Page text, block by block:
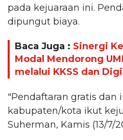
pada kejuaraan ini.
dipungut biaya.
Baca Juga : Sinergi
Modal Mendorong
melalui KKSS dan
"Pendaftaran gratis dan
kabupaten/kota ikut
Suherman, Kamis (13/7/